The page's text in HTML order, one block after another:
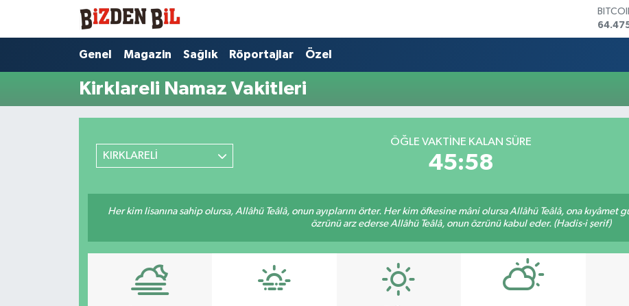
Genel Magazin Sağlık Röportajlar Özel
Kirklareli Namaz Vakitleri
KIRKLARELİ
ÖĞLE VAKTINE KALAN SÜRE
45:58
Her kim lisanına sahip olursa, Allâhü Teâlâ, onun ayıplarını örter. Her kim öfkesine mâni olursa Allâhü Teâlâ, ona
özrünü arz ederse Allâhü Teâlâ, onun özrünü kabul eder. (Hadis-i şerif)
Hava Durumu
Trafik Durumu
Süper Lig Puan Durumu ve Fikstür
Tüm Manşetler
Son Dakika Haberleri